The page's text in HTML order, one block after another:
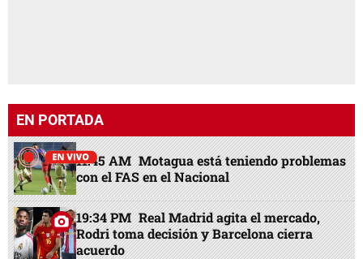
EN PORTADA
11:45 AM Motagua está teniendo problemas
con el FAS en el Nacional
19:34 PM Real Madrid agita el mercado,
Rodri toma decisión y Barcelona cierra
acuerdo